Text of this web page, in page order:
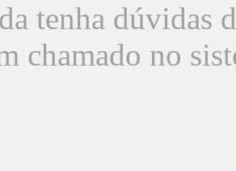
tenha dúvidas
chamado no